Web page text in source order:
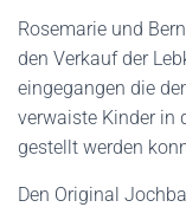
Rosemarie und
den Verkauf der
eingegangen die
verwaiste Kinder in
gestellt werden
Den Original